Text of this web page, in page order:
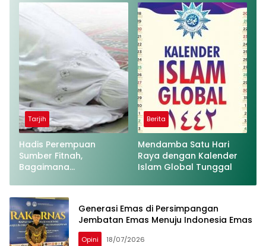
Bertetangga
Tarjih
Hadis Perempuan
Sumber Fitnah,
Bagaimana
Berita
Mendamba Satu Hari
Raya dengan Kalender
Islam Global Tunggal
Generasi Emas di Persimpangan
Jembatan Emas Menuju Indonesia Emas
Opini 18/07/2026